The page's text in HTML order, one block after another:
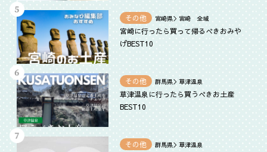
その他 宮崎県＞宮崎 全域
宮崎に行ったら買って帰るべきおみや
げBEST10
その他 群馬県＞草津温泉
草津温泉に行ったら買うべきお土産
BEST10
その他 群馬県＞草津温泉